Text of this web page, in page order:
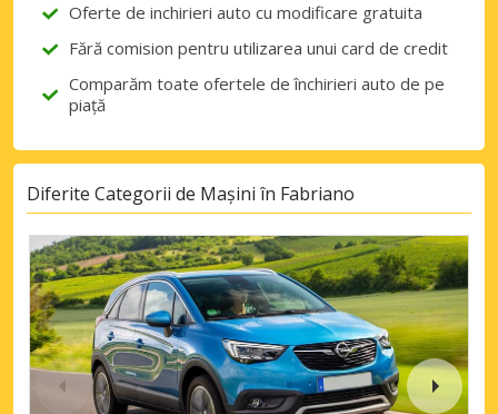
Oferte de inchirieri auto cu modificare gratuita
Fără comision pentru utilizarea unui card de credit
Comparăm toate ofertele de închirieri auto de pe
piață
Diferite Categorii de Mașini în Fabriano